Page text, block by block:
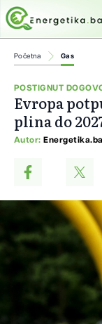
Početna Gas
POSTIGNUT
Evropa
plina do
Autor: Energetika.ba